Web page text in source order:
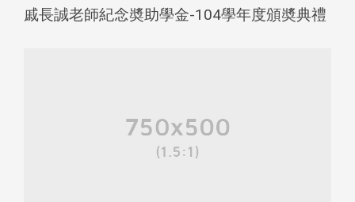
戚長誠老師紀念奬助學金-104學年度頒奬典禮